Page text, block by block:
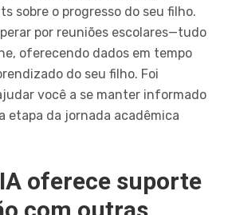
sobre o progresso do seu filho.
por reuniões escolares—tudo
oferecendo dados em tempo
do seu filho. Foi
você a se manter informado
etapa da jornada acadêmica
oferece suporte